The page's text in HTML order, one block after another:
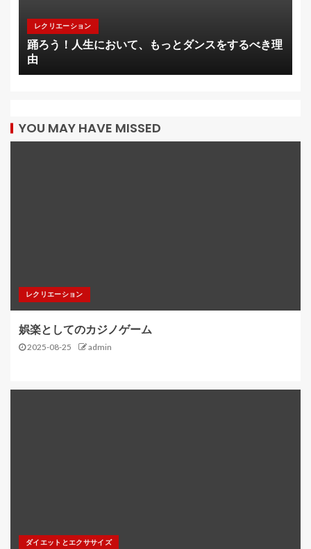
レクリエーション
踊ろう！人生において、もっとダンスをするべき理
由
YOU MAY HAVE MISSED
レクリエーション
娯楽としてのカジノゲーム
2025-08-25 admin
ダイエットとエクササイズ